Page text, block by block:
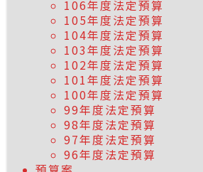
106年度法定預算
105年度法定預算
104年度法定預算
103年度法定預算
102年度法定預算
101年度法定預算
100年度法定預算
99年度法定預算
98年度法定預算
97年度法定預算
96年度法定預算